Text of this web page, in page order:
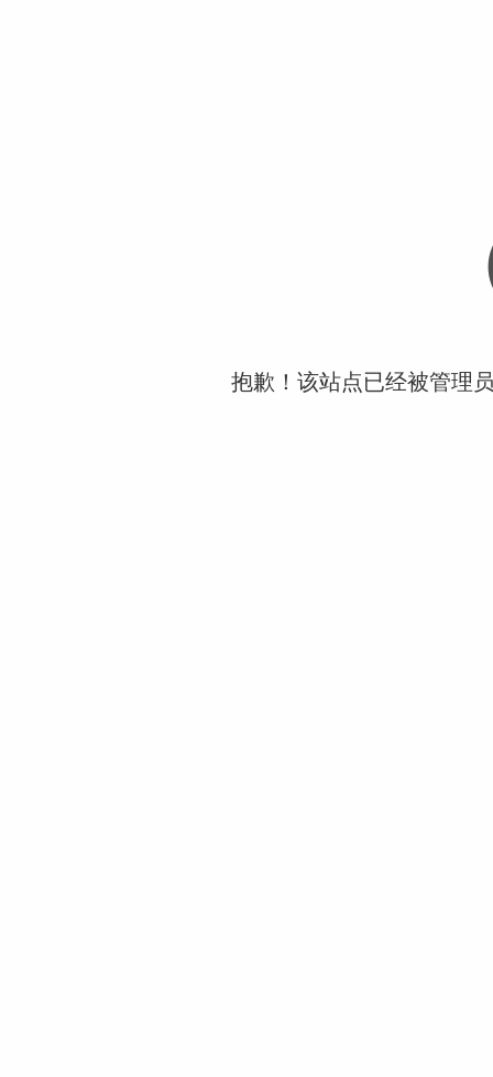
抱歉！该站点已经被管理